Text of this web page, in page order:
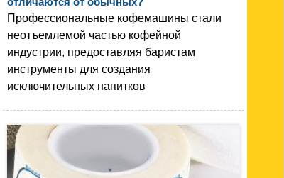
Профессиональные кофемашины стали
неотъемлемой частью кофейной
индустрии, предоставляя баристам
инструменты для создания
исключительных напитков